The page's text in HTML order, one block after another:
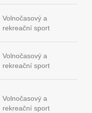
Volnočasový a
rekreační sport
Volnočasový a
rekreační sport
Volnočasový a
rekreační sport